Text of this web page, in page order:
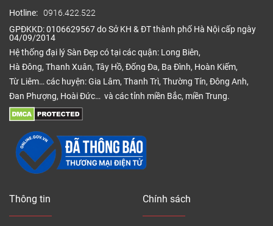
Hotline: 0916.422.522
GPĐKKD: 0106629567 do Sở KH & ĐT thành phố Hà Nội cấp ngày
04/09/2014
Hệ thống đại lý Sàn Đẹp có tại các quận: Long Biên,
Hà Đông, Thanh Xuân, Tây Hồ, Đống Đa, Ba Đình, Hoàn Kiếm,
Từ Liêm… các huyện: Gia Lâm, Thanh Trì, Thường Tín, Đông Anh,
Đan Phượng, Hoài Đức… và các tỉnh miền Bắc, miền Trung.
Thông tin Chính sách